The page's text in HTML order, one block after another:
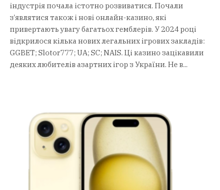
індустрія почала істотно розвиватися. Почали
з’являтися також і нові онлайн-казино, які
привертають увагу багатьох гемблерів. У 2024 році
відкрилося кілька нових легальних ігрових закладів:
GGBET; Slotor777; UA; SC; NAIS. Ці казино зацікавили
деяких любителів азартних ігор з України. Не в...